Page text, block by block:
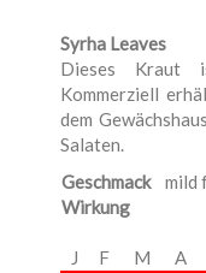
Syrha Leaves
Dieses Kraut
Kommerziell
dem
Salaten.
Geschmack
mild
Wirkung
J F M A